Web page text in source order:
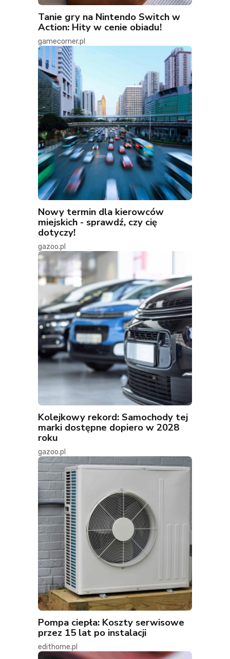
Tanie gry na Nintendo Switch w
Action: Hity w cenie obiadu!
gamecorner.pl
Nowy termin dla kierowców
miejskich - sprawdź, czy cię
dotyczy!
gazoo.pl
Kolejkowy rekord: Samochody tej
marki dostępne dopiero w 2028
roku
gazoo.pl
Pompa ciepła: Koszty serwisowe
przez 15 lat po instalacji
edithome.pl